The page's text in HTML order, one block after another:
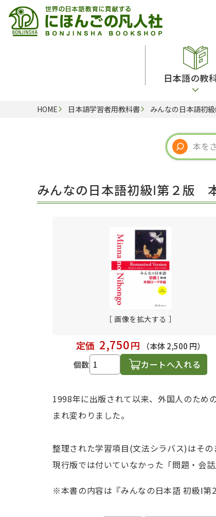
日本語の教
留学生向け専門分野
練習問題
日本語学習関連副読本
カード・ゲーム・絵教材
ドイツ語辞典
語学・文法辞典
多言語社会・言語政策
HOME 日本語学習者用教科書 みんなの日本語初
みんなの日本語初級Ⅰ第２版
［ 画像を拡大する ］
定価 2,750円
（本体 2,500 円）
個数
カートへ入れる
1998年に出版されて以来、外国人のため
まれ変わりました。
整理された学習項目(文法シラバス)はそ
現行版では付いていなかった「問題・会話
※本書の内容は『みんなの日本語 初級Ⅰ第